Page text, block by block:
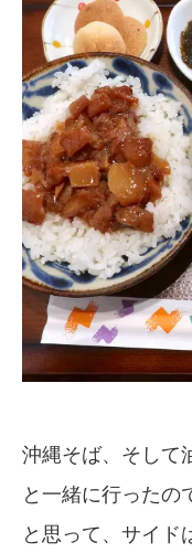
沖縄そば、そして
と一緒に行ったの
と思って、サイド